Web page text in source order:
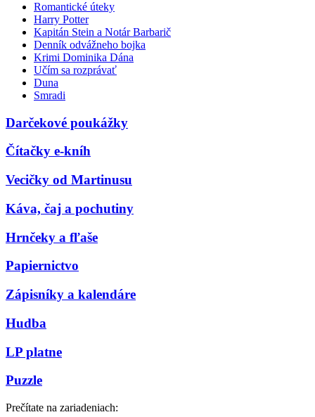
Romantické úteky
Harry Potter
Kapitán Stein a Notár Barbarič
Denník odvážneho bojka
Krimi Dominika Dána
Učím sa rozprávať
Duna
Smradi
Darčekové poukážky
Čítačky e-kníh
Vecičky od Martinusu
Káva, čaj a pochutiny
Hrnčeky a fľaše
Papiernictvo
Zápisníky a kalendáre
Hudba
LP platne
Puzzle
Prečítate na zariadeniach: